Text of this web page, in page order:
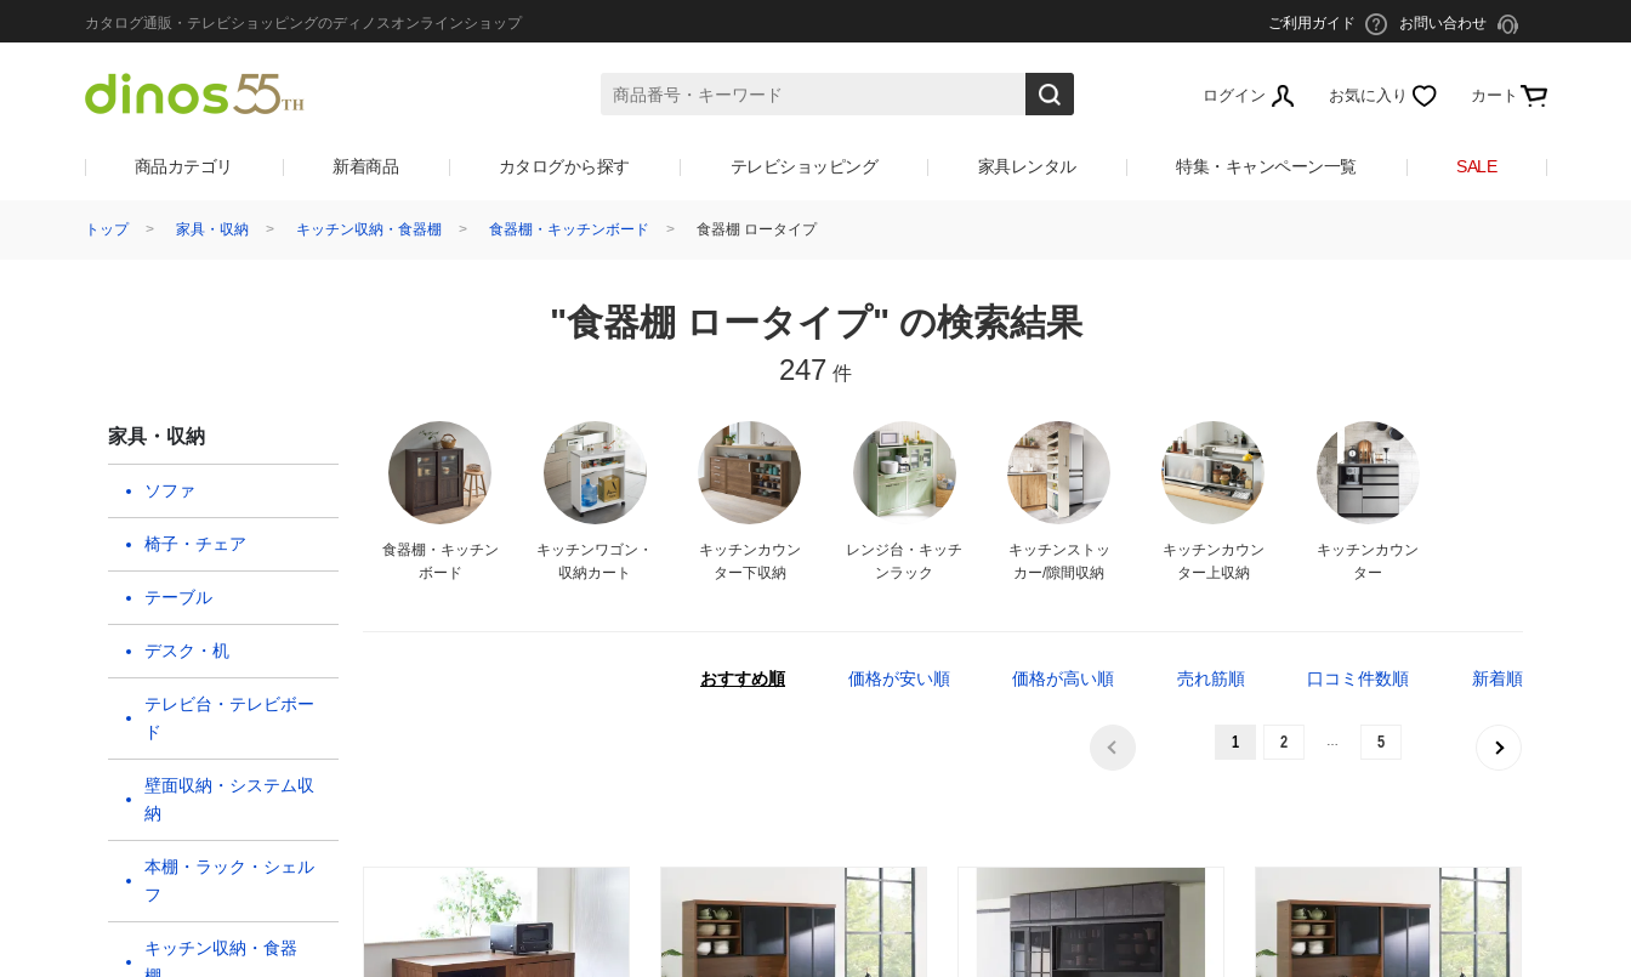
カタログ通販・テレビショッピングのディノスオンラインショップ ご利用ガイド お問い合わせ
ログイン お気に入り カート
商品カテゴリ 新着商品 カタログから探す テレビショッピング 家具レンタル 特集・キャンペーン一覧 SALE
トップ 家具・収納 キッチン収納・食器棚 食器棚・キッチンボード 食器棚 ロータイプ
"食器棚 ロータイプ" の検索結果
247 件
家具・収納
ソファ
椅子・チェア
テーブル
デスク・机
テレビ台・テレビボー
ド
壁面収納・システム収
納
本棚・ラック・シェル
フ
キッチン収納・食器
食器棚・キッチン
ボード
キッチンワゴン・
収納カート
キッチンカウン
ター下収納
レンジ台・キッチ
ンラック
キッチンストッ
カー/隙間収納
キッチンカウン
ター上収納
キッチンカウン
ター
おすすめ順 価格が安い順 価格が高い順 売れ筋順 口コミ件数順 新着順
1 2 … 5